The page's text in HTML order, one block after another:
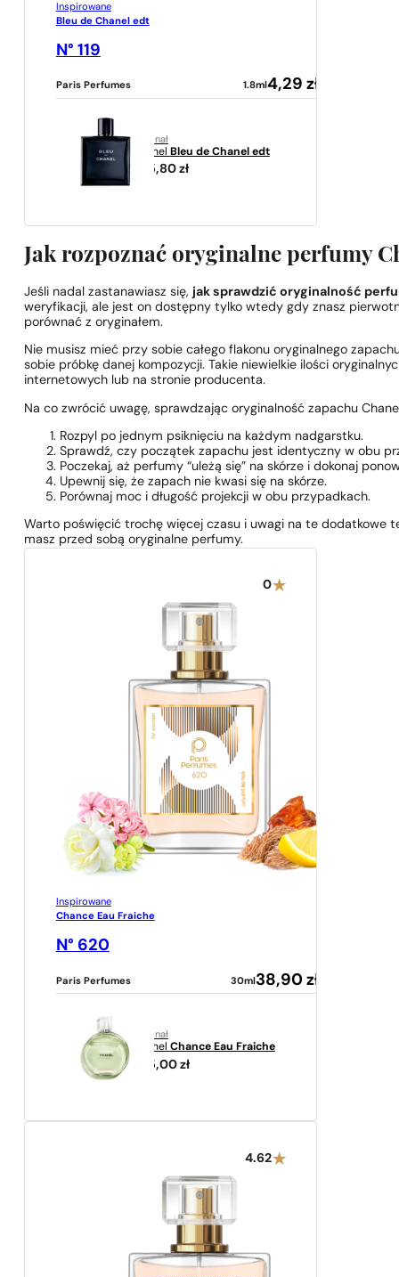
Inspirowane
Bleu de Chanel edt
N° 119
Paris Perfumes 1.8ml4,29 zł
oryginał
Chanel Bleu de Chanel edt
545,80 zł
Jak rozpoznać oryginalne perfumy
Jeśli nadal zastanawiasz się, jak sprawdzić oryginalność
weryfikacji, ale jest on dostępny tylko wtedy gdy znasz
porównać z oryginałem.
Nie musisz mieć przy sobie całego flakonu oryginalnego
sobie próbkę danej kompozycji. Takie niewielkie ilości
internetowych lub na stronie producenta.
Na co zwrócić uwagę, sprawdzając oryginalność zapachu
Rozpyl po jednym psiknięciu na każdym nadgarstku.
Sprawdź, czy początek zapachu jest identyczny w obu
Poczekaj, aż perfumy “uleżą się” na skórze i dokonaj
Upewnij się, że zapach nie kwasi się na skórze.
Porównaj moc i długość projekcji w obu przypadkach.
Warto poświęcić trochę więcej czasu i uwagi na te dodatkowe
masz przed sobą oryginalne perfumy.
0
Inspirowane
Chance Eau Fraiche
N° 620
Paris Perfumes 30ml 38,90 zł
oryginał
Chanel Chance Eau Fraiche
585,00 zł
4.62